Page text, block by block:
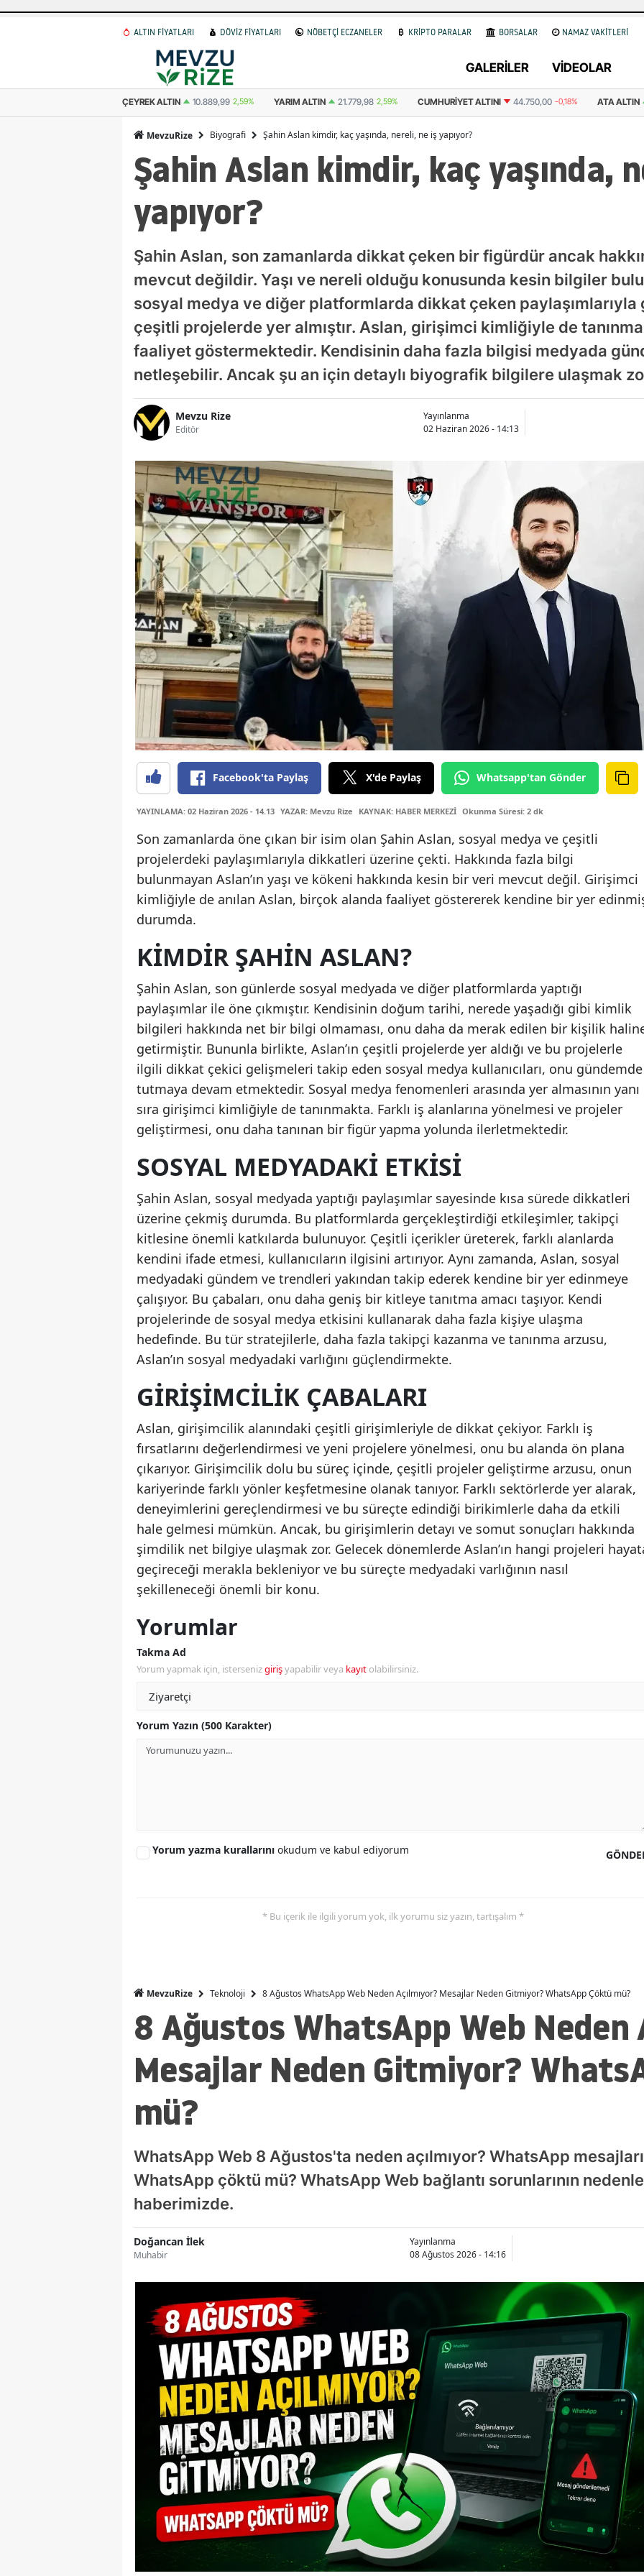
ALTIN FİYATLARI DÖVİZ FİYATLARI NÖBETÇİ ECZANELER KRİPTO PARALAR BORSALAR NAMAZ VAKİTLERİ
GALERİLER VİDEOLAR
YARIM ALTIN 21.779,98 2,59% CUMHURIYET ALTINI 44.750,00 -0,18% ATA ALTIN 44.511,00 2,55% DOLAR
MevzuRize Biyografi Şahin Aslan kimdir, kaç yaşında, nereli, ne iş yapıyor?
Şahin Aslan kimdir, kaç yaşında,
yapıyor?
Şahin Aslan, son zamanlarda dikkat çeken bir figürdür ancak
mevcut değildir. Yaşı ve nereli olduğu konusunda kesin bilgiler
sosyal medya ve diğer platformlarda dikkat çeken paylaşımlarıyla
çeşitli projelerde yer almıştır. Aslan, girişimci kimliğiyle de
faaliyet göstermektedir. Kendisinin daha fazla bilgisi medyada
netleşebilir. Ancak şu an için detaylı biyografik bilgilere ulaşmak
Mevzu Rize
Editör
Yayınlanma
02 Haziran 2026 - 14:13
Facebook'ta Paylaş X'de Paylaş Whatsapp'tan Gönder
YAYINLAMA: 02 Haziran 2026 - 14.13 YAZAR: Mevzu Rize KAYNAK: HABER MERKEZİ Okunma Süresi: 2 dk
Son zamanlarda öne çıkan bir isim olan Şahin Aslan, sosyal medya ve çeşitli
projelerdeki paylaşımlarıyla dikkatleri üzerine çekti. Hakkında fazla bilgi
bulunmayan Aslan’ın yaşı ve kökeni hakkında kesin bir veri mevcut değil. Girişimci
kimliğiyle de anılan Aslan, birçok alanda faaliyet göstererek kendine bir yer
durumda.
KIMDIR ŞAHIN ASLAN?
Şahin Aslan, son günlerde sosyal medyada ve diğer platformlarda yaptığı
paylaşımlar ile öne çıkmıştır. Kendisinin doğum tarihi, nerede yaşadığı gibi kimlik
bilgileri hakkında net bir bilgi olmaması, onu daha da merak edilen bir kişilik
getirmiştir. Bununla birlikte, Aslan’ın çeşitli projelerde yer aldığı ve bu projelerle
ilgili dikkat çekici gelişmeleri takip eden sosyal medya kullanıcıları, onu gündemde
tutmaya devam etmektedir. Sosyal medya fenomenleri arasında yer almasının yanı
sıra girişimci kimliğiyle de tanınmakta. Farklı iş alanlarına yönelmesi ve projeler
geliştirmesi, onu daha tanınan bir figür yapma yolunda ilerletmektedir.
SOSYAL MEDYADAKI ETKISI
Şahin Aslan, sosyal medyada yaptığı paylaşımlar sayesinde kısa sürede dikkatleri
üzerine çekmiş durumda. Bu platformlarda gerçekleştirdiği etkileşimler, takipçi
kitlesine önemli katkılarda bulunuyor. Çeşitli içerikler üreterek, farklı alanlarda
kendini ifade etmesi, kullanıcıların ilgisini artırıyor. Aynı zamanda, Aslan, sosyal
medyadaki gündem ve trendleri yakından takip ederek kendine bir yer edinmeye
çalışıyor. Bu çabaları, onu daha geniş bir kitleye tanıtma amacı taşıyor. Kendi
projelerinde de sosyal medya etkisini kullanarak daha fazla kişiye ulaşma
hedefinde. Bu tür stratejilerle, daha fazla takipçi kazanma ve tanınma arzusu,
Aslan’ın sosyal medyadaki varlığını güçlendirmekte.
GIRIŞIMCILIK ÇABALARI
Aslan, girişimcilik alanındaki çeşitli girişimleriyle de dikkat çekiyor. Farklı iş
fırsatlarını değerlendirmesi ve yeni projelere yönelmesi, onu bu alanda ön plana
çıkarıyor. Girişimcilik dolu bu süreç içinde, çeşitli projeler geliştirme arzusu, onun
kariyerinde farklı yönler keşfetmesine olanak tanıyor. Farklı sektörlerde yer alarak,
deneyimlerini gereçlendirmesi ve bu süreçte edindiği birikimlerle daha da etkili
hale gelmesi mümkün. Ancak, bu girişimlerin detayı ve somut sonuçları hakkında
şimdilik net bilgiye ulaşmak zor. Gelecek dönemlerde Aslan’ın hangi projeleri
geçireceği merakla bekleniyor ve bu süreçte medyadaki varlığının nasıl
şekilleneceği önemli bir konu.
Yorumlar
Takma Ad
Yorum yapmak için, istersenizgirişyapabilir veya kayıt olabilirsiniz.
Yorum Yazın (500 Karakter)
Yorum yazma kurallarını okudum ve kabul ediyorum
* Bu içerik ile ilgili yorum yok, ilk yorumu siz yazın, tartışalım *
MevzuRize Teknoloji 8 Ağustos WhatsApp Web Neden Açılmıyor? Mesajlar Neden Gitmiyor? WhatsApp Çöktü mü?
8 Ağustos WhatsApp Web Neden
Mesajlar Neden Gitmiyor?
mü?
WhatsApp Web 8 Ağustos'ta neden açılmıyor? WhatsApp
WhatsApp çöktü mü? WhatsApp Web bağlantı sorunlarının
haberimizde.
Doğancan İlek
Muhabir
Yayınlanma
08 Ağustos 2026 - 14:16